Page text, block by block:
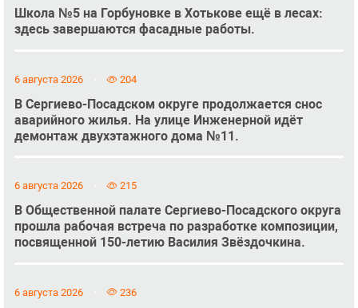
Школа №5 на Горбуновке в Хотькове ещё в лесах:
здесь завершаются фасадные работы.
6 августа 2026 204
В Сергиево-Посадском округе продолжается снос
аварийного жилья. На улице Инженерной идёт
демонтаж двухэтажного дома №11.
6 августа 2026 215
В Общественной палате Сергиево-Посадского округа
прошла рабочая встреча по разработке композиции,
посвященной 150-летию Василия Звёздочкина.
6 августа 2026 236